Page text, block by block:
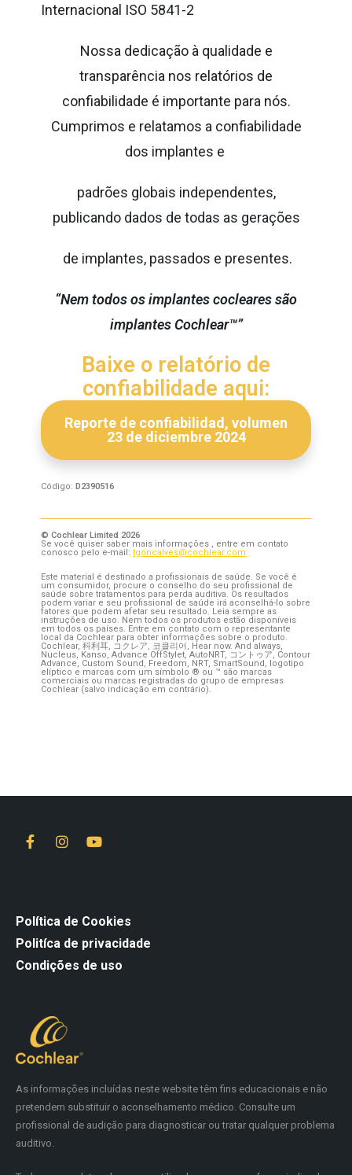
Internacional ISO 5841-2
Nossa dedicação à qualidade e
transparência nos relatórios de
confiabilidade é importante para nós.
Cumprimos e relatamos a confiabilidade
dos implantes e
padrões globais independentes,
publicando dados de todas as gerações
de implantes, passados e presentes.
“Nem todos os implantes cocleares são
implantes Cochlear™”
Baixe o relatório de
confiabilidade aqui:
Reporte de confiabilidad, volumen
23 de diciembre 2024
Código: D2390516
© Cochlear Limited 2026
Se você quiser saber mais informações , entre em contato
conosco pelo e-mail:tgoncalves@cochlear.com
Este material é destinado a profissionais de saúde. Se você é
um consumidor, procure o conselho do seu profissional de
saúde sobre tratamentos para perda auditiva. Os resultados
podem variar e seu profissional de saúde irá aconselhá-lo sobre
fatores que podem afetar seu resultado. Leia sempre as
instruções de uso. Nem todos os produtos estão disponíveis
em todos os países. Entre em contato com o representante
local da Cochlear para obter informações sobre o produto.
Cochlear, 科利耳, コクレア, 코클리어, Hear now. And always,
Nucleus, Kanso, Advance OffStylet, AutoNRT, コントゥア, Contour
Advance, Custom Sound, Freedom, NRT, SmartSound, logotipo
elíptico e marcas com um símbolo ® ou ™ são marcas
comerciais ou marcas registradas do grupo de empresas
Cochlear (salvo indicação em contrário).
As informações incluídas neste website têm fins educacionais e não
pretendem substituir o aconselhamento médico. Consulte um
profissional de audição para diagnosticar ou tratar qualquer problema
auditivo.
Política de Cookies
Politíca de privacidade
Condições de uso